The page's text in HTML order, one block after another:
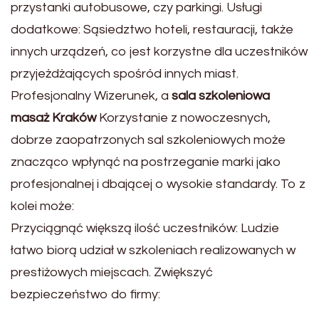
przystanki autobusowe, czy parkingi. Usługi
dodatkowe: Sąsiedztwo hoteli, restauracji, także
innych urządzeń, co jest korzystne dla uczestników
przyjeżdżających spośród innych miast.
Profesjonalny Wizerunek, a sala szkoleniowa
masaż KrakówKorzystanie z nowoczesnych,
dobrze zaopatrzonych sal szkoleniowych może
znacząco wpłynąć na postrzeganie marki jako
profesjonalnej i dbającej o wysokie standardy. To z
kolei może:
Przyciągnąć większą ilość uczestników: Ludzie
łatwo biorą udział w szkoleniach realizowanych w
prestiżowych miejscach. Zwiększyć
bezpieczeństwo do firmy: